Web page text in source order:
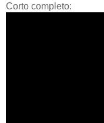
Corto completo: